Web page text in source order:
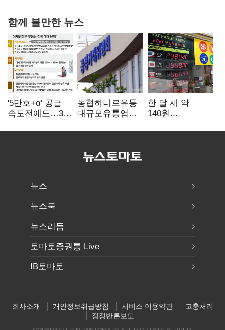
함께 볼만한 뉴스
'5만호+α' 공급
속도전에도…3대
농협하나로유통
대규모유통업법
공정위, 과징금
부과
한 달 새 약
140원
엔저'에 원화
뉴스
뉴스북
뉴스리듬
토마토증권통 Live
IB토마토
회사소개 개인정보취급방침 서비스 이용약관
고충처리
정정반론보도